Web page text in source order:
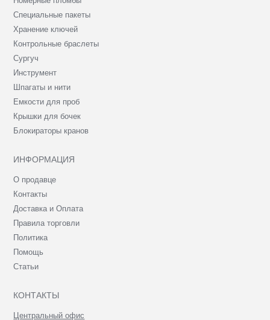
Специальные пакеты
Хранение ключей
Контрольные браслеты
Сургуч
Инструмент
Шпагаты и нити
Емкости для проб
Крышки для бочек
Блокираторы кранов
ИНФОРМАЦИЯ
О продавце
Контакты
Доставка и Оплата
Правила торговли
Политика
Помощь
Статьи
КОНТАКТЫ
Центральный офис